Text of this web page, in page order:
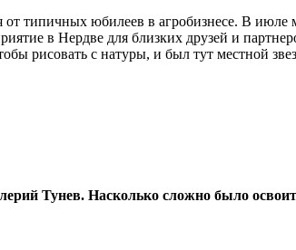
типичных юбилеев в агробизнесе. В
в Нердве для близких друзей и
рисовать с натуры, и был тут местной
Тунев. Насколько сложно было